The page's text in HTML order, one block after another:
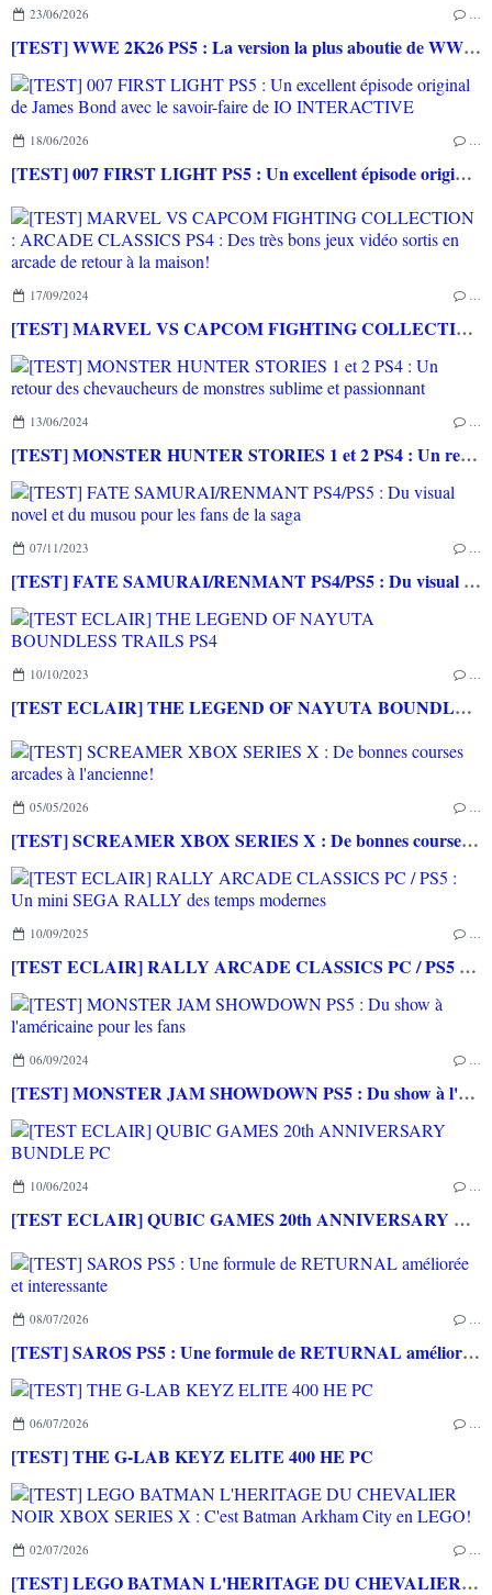
23/06/2026 …
[TEST] WWE 2K26 PS5 : La version la plus aboutie de WWE 2K depuis la pause
18/06/2026 …
[TEST] 007 FIRST LIGHT PS5 : Un excellent épisode original de James Bond avec le savoir-faire de IO INTERACTIVE
17/09/2024 …
[TEST] MARVEL VS CAPCOM FIGHTING COLLECTION : ARCADE CLASSICS PS4 : Des très bons jeux vidéo sortis en arcade de retour à la maison!
13/06/2024 …
[TEST] MONSTER HUNTER STORIES 1 et 2 PS4 : Un retour des chevaucheurs de monstres sublime et passionnant
07/11/2023 …
[TEST] FATE SAMURAI/RENMANT PS4/PS5 : Du visual novel et du musou pour les fans de la saga
10/10/2023 …
[TEST ECLAIR] THE LEGEND OF NAYUTA BOUNDLESS TRAILS PS4
05/05/2026 …
[TEST] SCREAMER XBOX SERIES X : De bonnes courses arcades à l'ancienne!
10/09/2025 …
[TEST ECLAIR] RALLY ARCADE CLASSICS PC / PS5 : Un mini SEGA RALLY des temps modernes
06/09/2024 …
[TEST] MONSTER JAM SHOWDOWN PS5 : Du show à l'américaine pour les fans
10/06/2024 …
[TEST ECLAIR] QUBIC GAMES 20th ANNIVERSARY BUNDLE PC
08/07/2026 …
[TEST] SAROS PS5 : Une formule de RETURNAL améliorée et interessante
06/07/2026 …
[TEST] THE G-LAB KEYZ ELITE 400 HE PC
02/07/2026 …
[TEST] LEGO BATMAN L'HERITAGE DU CHEVALIER NOIR XBOX SERIES X : C'est Batman Arkham City en LEGO!